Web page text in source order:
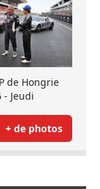
de Hongrie
- Jeudi
+ de photos